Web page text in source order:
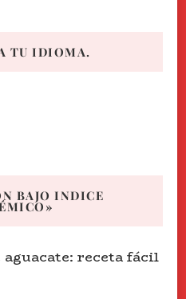
TU IDIOMA.
BAJO INDICE
receta fácil